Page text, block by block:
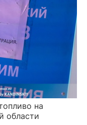
на
области